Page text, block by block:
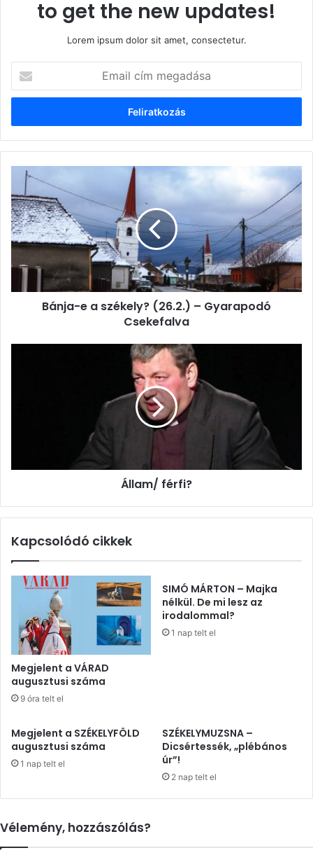
to get the new updates!
Lorem ipsum dolor sit amet, consectetur.
cím
megadása
Bánja-
a
székely?
(26.2.)
–
Csekefalva
Bánja-e a székely? (26.2.) – Gyarapodó
Csekefalva
Állam/ férfi?
Kapcsolódó cikkek
Megjelent a VÁRAD
augusztusi száma
9 óra telt el
SIMÓ MÁRTON – Majka
nélkül. De mi lesz az
irodalommal?
1 nap telt el
Megjelent a SZÉKELYFÖLD
augusztusi száma
1 nap telt el
SZÉKELYMUZSNA –
Dicsértessék, „plébános
úr”!
2 nap telt el
Vélemény, hozzászólás?